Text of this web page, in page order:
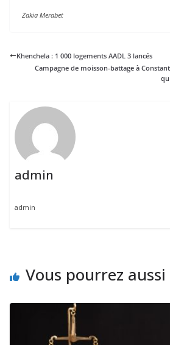
Zakia Merabet
Khenchela : 1 000 logements AADL 3 lancés
Campagne de moisson-battage à
admin
admin
Vous pourrez